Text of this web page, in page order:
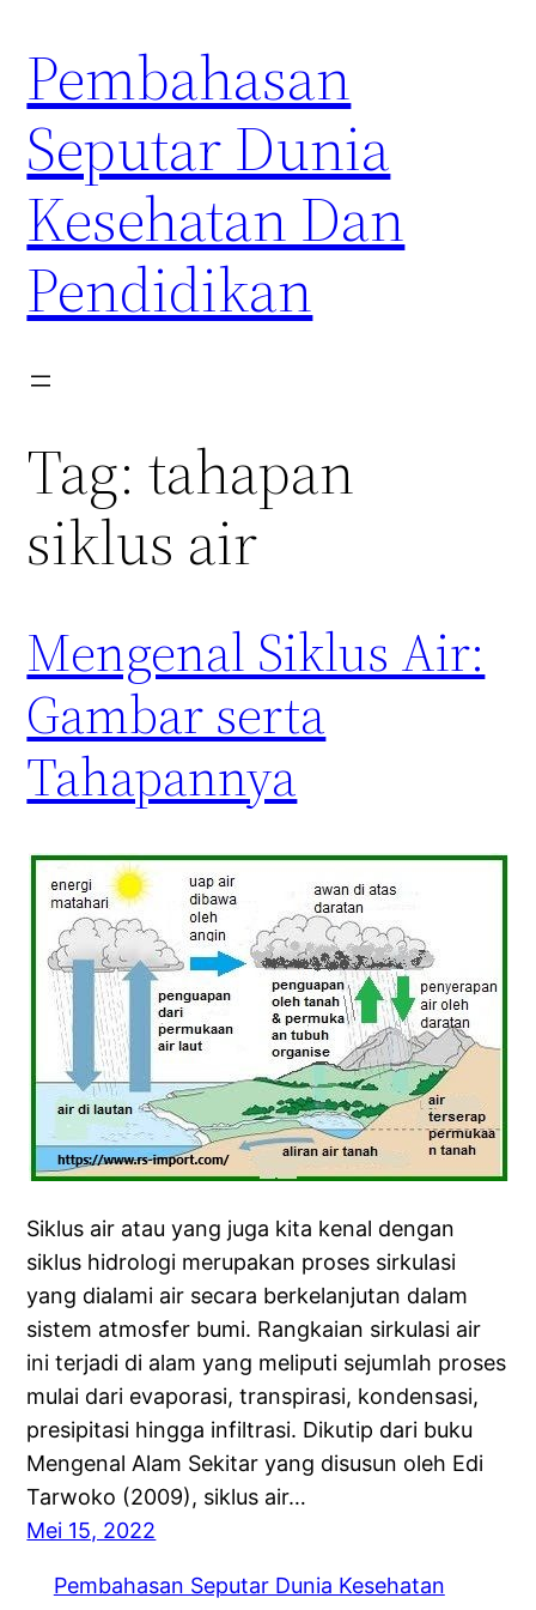
content
Pembahasan
Seputar Dunia
Kesehatan Dan
Pendidikan
Tag:tahapan
siklus air
Mengenal Siklus Air:
Gambar serta
Tahapannya
Siklus air atau yang juga kita kenal dengan
siklus hidrologi merupakan proses sirkulasi
yang dialami air secara berkelanjutan dalam
sistem atmosfer bumi. Rangkaian sirkulasi air
ini terjadi di alam yang meliputi sejumlah proses
mulai dari evaporasi, transpirasi, kondensasi,
presipitasi hingga infiltrasi. Dikutip dari buku
Mengenal Alam Sekitar yang disusun oleh Edi
Tarwoko (2009), siklus air…
Mei 15, 2022
Pembahasan Seputar Dunia Kesehatan